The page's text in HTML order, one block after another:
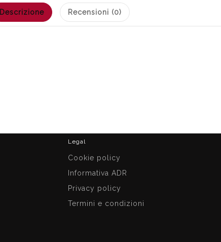
Descrizione Recensioni (0)
Legal
Cookie policy
Informativa ADR
Privacy policy
Termini e condizioni